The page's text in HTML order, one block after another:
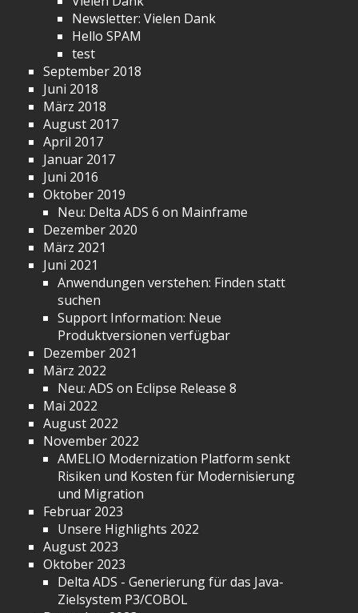
Newsletter: Vielen Dank
Hello SPAM
test
September 2018
Juni 2018
März 2018
August 2017
April 2017
Januar 2017
Juni 2016
Oktober 2019
Neu: Delta ADS 6 on Mainframe
Dezember 2020
März 2021
Juni 2021
Anwendungen verstehen: Finden statt
suchen
Support Information: Neue
Produktversionen verfügbar
Dezember 2021
März 2022
Neu: ADS on Eclipse Release 8
Mai 2022
August 2022
November 2022
AMELIO Modernization Platform senkt
Risiken und Kosten für Modernisierung
und Migration
Februar 2023
Unsere Highlights 2022
August 2023
Oktober 2023
Delta ADS - Generierung für das Java-
Zielsystem P3/COBOL